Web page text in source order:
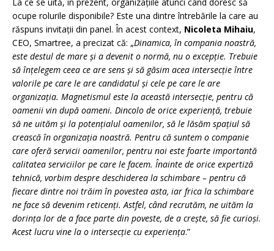
ocupe rolurile disponibile? Este una dintre întrebările la care au
răspuns invitații din panel. În acest context, Nicoleta Mihaiu,
CEO, Smartree, a precizat că: „Dinamica, în compania noastră,
este destul de mare și a devenit o normă, nu o excepție. Trebuie
să înțelegem ceea ce are sens și să găsim acea intersecție între
valorile pe care le are candidatul și cele pe care le are
organizația. Magnetismul este la această intersecție, pentru că
oamenii vin după oameni. Dincolo de orice experiență, trebuie
să ne uităm și la potențialul oamenilor, să le lăsăm spațiul să
crească în organizația noastră. Pentru că suntem o companie
care oferă servicii oamenilor, pentru noi este foarte importantă
calitatea serviciilor pe care le facem. Înainte de orice expertiză
tehnică, vorbim despre deschiderea la schimbare – pentru că
fiecare dintre noi trăim în povestea asta, iar frica la schimbare
ne face să devenim reticenți. Astfel, când recrutăm, ne uităm la
dorința lor de a face parte din poveste, de a crește, să fie curioși.
Acest lucru vine la o intersecție cu experiența.”